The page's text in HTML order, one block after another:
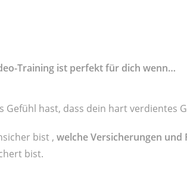
Training ist perfekt für dich wenn…
Gefühl hast, dass dein hart verdientes
bist , welche Versicherungen
bist.